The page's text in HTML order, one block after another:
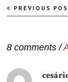
Navegação
de
PREVIOUS
8 comments /